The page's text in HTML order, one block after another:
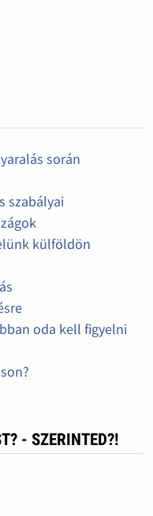
során
szabályai
külföldön
oda kell figyelni
- SZERINTED?!